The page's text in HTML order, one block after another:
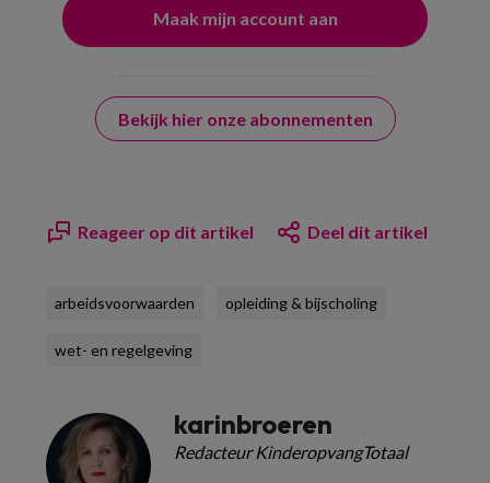
Bekijk hier onze abonnementen
Reageer op dit artikel Deel dit artikel
arbeidsvoorwaarden opleiding & bijscholing
wet- en regelgeving
karinbroeren
Redacteur KinderopvangTotaal